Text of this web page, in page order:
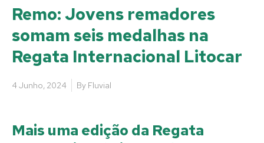
Remo: Jovens remadores
somam seis medalhas na
Regata Internacional Litocar
4 Junho, 2024 By Fluvial
Mais uma edição da Regata